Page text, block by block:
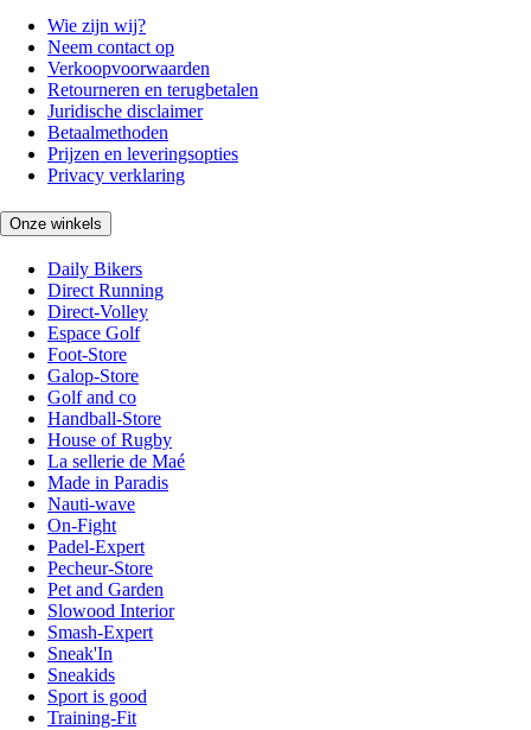
Wie zijn wij?
Neem contact op
Verkoopvoorwaarden
Retourneren en terugbetalen
Juridische disclaimer
Betaalmethoden
Prijzen en leveringsopties
Privacy verklaring
Onze winkels
Daily Bikers
Direct Running
Direct-Volley
Espace Golf
Foot-Store
Galop-Store
Golf and co
Handball-Store
House of Rugby
La sellerie de Maé
Made in Paradis
Nauti-wave
On-Fight
Padel-Expert
Pecheur-Store
Pet and Garden
Slowood Interior
Smash-Expert
Sneak'In
Sneakids
Sport is good
Training-Fit